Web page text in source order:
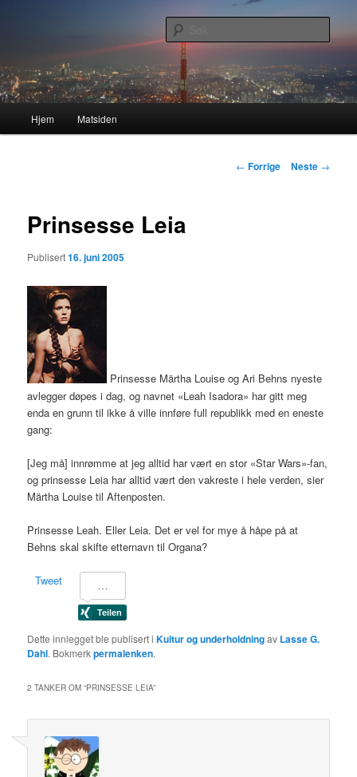
hovedinnholdet
Lasses hjemmeside
Hjem Matsiden
Innleggsnavigasjon
← Forrige Neste →
Prinsesse Leia
Publisert16. juni 2005
Prinsesse Märtha Louise og Ari Behns nyeste
avlegger døpes i dag, og navnet «Leah Isadora» har gitt meg
enda en grunn til ikke å ville innføre full republikk med en eneste
gang:
[Jeg må] innrømme at jeg alltid har vært en stor «Star Wars»-fan,
og prinsesse Leia har alltid vært den vakreste i hele verden, sier
Märtha Louise til Aftenposten.
Prinsesse Leah. Eller Leia. Det er vel for mye å håpe på at
Behns skal skifte etternavn til Organa?
Tweet
Dette innlegget ble publisert iKultur og underholdningav Lasse G.
Dahl. Bokmerkpermalenken.
2 TANKER OM “PRINSESSE LEIA”